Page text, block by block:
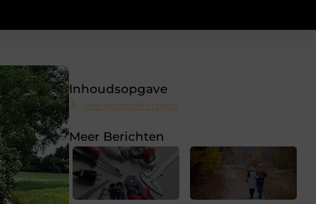
Inhoudsopgave
Veelgestelde vragen
Meer Berichten